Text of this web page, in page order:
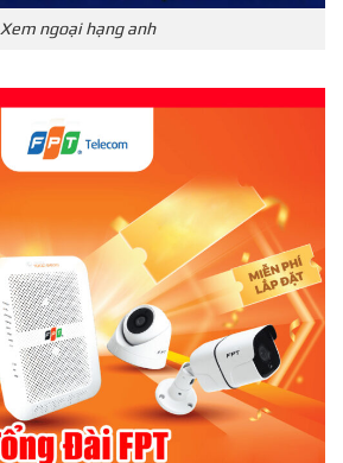
Xem ngoại hạng anh